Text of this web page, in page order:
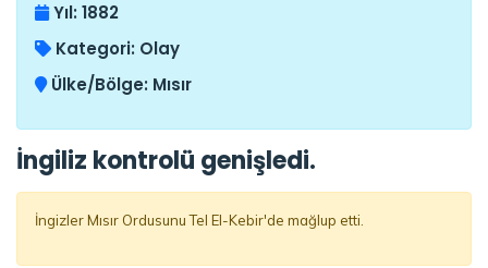
Yıl: 1882
Kategori: Olay
Ülke/Bölge: Mısır
İngiliz kontrolü genişledi.
İngizler Mısır Ordusunu Tel El-Kebir'de mağlup etti.